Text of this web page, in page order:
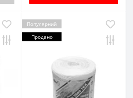
Популярний
Продано